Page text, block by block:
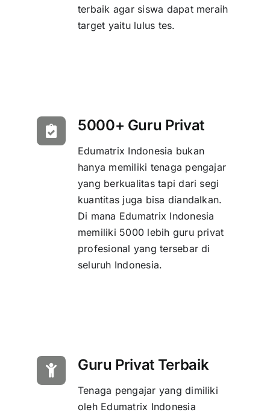
terbaik agar siswa dapat meraih
target yaitu lulus tes.
5000+ Guru Privat
Edumatrix Indonesia bukan
hanya memiliki tenaga pengajar
yang berkualitas tapi dari segi
kuantitas juga bisa diandalkan.
Di mana Edumatrix Indonesia
memiliki 5000 lebih guru privat
profesional yang tersebar di
seluruh Indonesia.
Guru Privat Terbaik
Tenaga pengajar yang dimiliki
oleh Edumatrix Indonesia